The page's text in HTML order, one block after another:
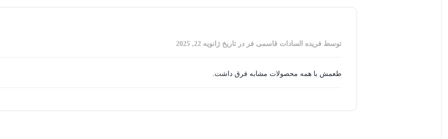
توسط فریده السادات قاسمی فر در تاریخ ژانویه 22, 2025
طعمش با همه محصولات مشابه فرق داشت.